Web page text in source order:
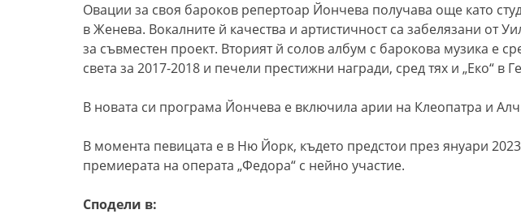
Овации за своя бароков репертоар Йончева получава още като
в Женева. Вокалните й качества и артистичност са забелязани от
за съвместен проект. Вторият й солов албум с барокова музика е
света за 2017-2018 и печели престижни награди, сред тях и „Еко“ в
В новата си програма Йончева е включила арии на Клеопатра и
В момента певицата е в Ню Йорк, където предстои през януари
премиерата на операта „Федора“ с нейно участие.
Сподели в: